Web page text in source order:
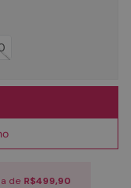
de R$499,90